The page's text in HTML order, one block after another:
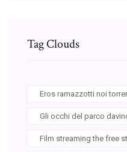
Tag Clouds
Eros ramazzotti noi
Gli occhi del parco
Film streaming the free